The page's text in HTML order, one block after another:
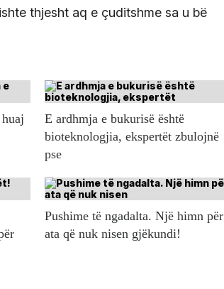
thjesht aq e çuditshme sa u bë
E ardhmja e bukurisë është
bioteknologjia, ekspertët zbulojnë
pse
Pushime të ngadalta. Një himn për
ata që nuk nisen gjëkundi!